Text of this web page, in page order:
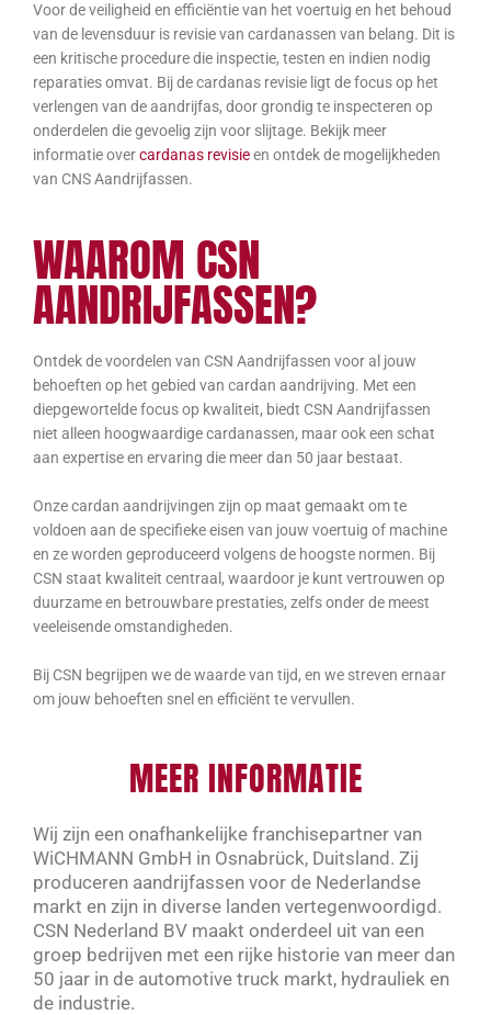
Voor de veiligheid en efficiëntie van het voertuig en het behoud
van de levensduur is revisie van cardanassen van belang. Dit is
een kritische procedure die inspectie, testen en indien nodig
reparaties omvat. Bij de cardanas revisie ligt de focus op het
verlengen van de aandrijfas, door grondig te inspecteren op
onderdelen die gevoelig zijn voor slijtage. Bekijk meer
informatie overcardanas revisieen ontdek de mogelijkheden
van CNS Aandrijfassen.
WAAROM CSN
AANDRIJFASSEN?
Ontdek de voordelen van CSN Aandrijfassen voor al jouw
behoeften op het gebied van cardan aandrijving. Met een
diepgewortelde focus op kwaliteit, biedt CSN Aandrijfassen
niet alleen hoogwaardige cardanassen, maar ook een schat
aan expertise en ervaring die meer dan 50 jaar bestaat.
Onze cardan aandrijvingen zijn op maat gemaakt om te
voldoen aan de specifieke eisen van jouw voertuig of machine
en ze worden geproduceerd volgens de hoogste normen. Bij
CSN staat kwaliteit centraal, waardoor je kunt vertrouwen op
duurzame en betrouwbare prestaties, zelfs onder de meest
veeleisende omstandigheden.
Bij CSN begrijpen we de waarde van tijd, en we streven ernaar
om jouw behoeften snel en efficiënt te vervullen.
MEER INFORMATIE
Wij zijn een onafhankelijke franchisepartner van
WiCHMANN GmbH in Osnabrück, Duitsland. Zij
produceren aandrijfassen voor de Nederlandse
markt en zijn in diverse landen vertegenwoordigd.
CSN Nederland BV maakt onderdeel uit van een
groep bedrijven met een rijke historie van meer dan
50 jaar in de automotive truck markt, hydrauliek en
de industrie.